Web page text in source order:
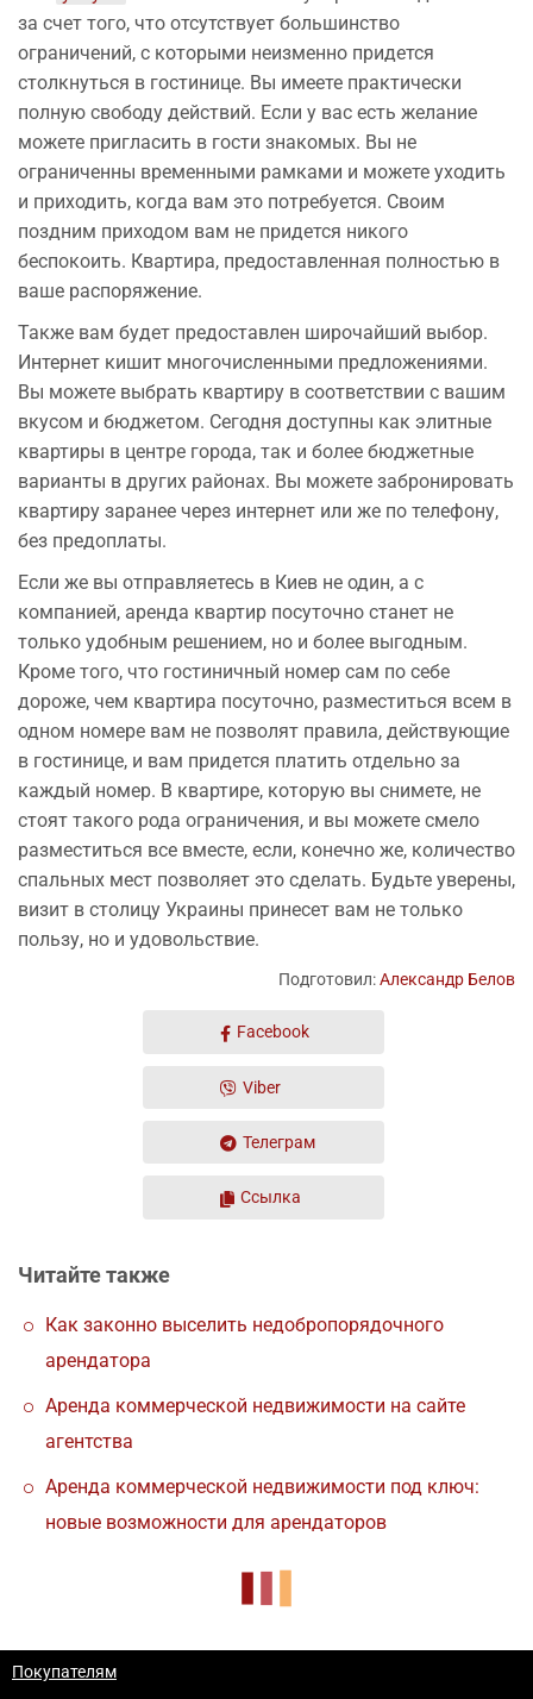
за счет того, что отсутствует большинство
ограничений, с которыми неизменно придется
столкнуться в гостинице. Вы имеете практически
полную свободу действий. Если у вас есть желание
можете пригласить в гости знакомых. Вы не
ограниченны временными рамками и можете уходить
и приходить, когда вам это потребуется. Своим
поздним приходом вам не придется никого
беспокоить. Квартира, предоставленная полностью в
ваше распоряжение.
Также вам будет предоставлен широчайший выбор.
Интернет кишит многочисленными предложениями.
Вы можете выбрать квартиру в соответствии с вашим
вкусом и бюджетом. Сегодня доступны как элитные
квартиры в центре города, так и более бюджетные
варианты в других районах. Вы можете забронировать
квартиру заранее через интернет или же по телефону,
без предоплаты.
Если же вы отправляетесь в Киев не один, а с
компанией, аренда квартир посуточно станет не
только удобным решением, но и более выгодным.
Кроме того, что гостиничный номер сам по себе
дороже, чем квартира посуточно, разместиться всем в
одном номере вам не позволят правила, действующие
в гостинице, и вам придется платить отдельно за
каждый номер. В квартире, которую вы снимете, не
стоят такого рода ограничения, и вы можете смело
разместиться все вместе, если, конечно же, количество
спальных мест позволяет это сделать. Будьте уверены,
визит в столицу Украины принесет вам не только
пользу, но и удовольствие.
Подготовил:Александр Белов
Facebook
Viber
Телеграм
Ссылка
Читайте также
Как законно выселить недобропорядочного
арендатора
Аренда коммерческой недвижимости на сайте
агентства
Аренда коммерческой недвижимости под ключ:
новые возможности для арендаторов
Покупателям